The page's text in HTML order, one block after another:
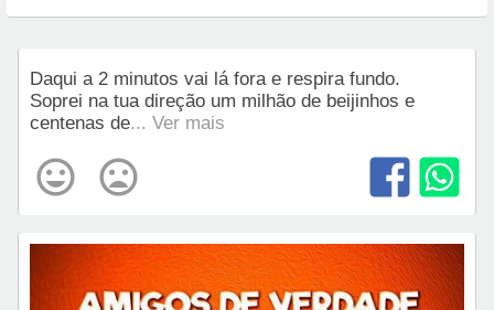
Daqui a 2 minutos vai lá fora e respira fundo.
Soprei na tua direção um milhão de beijinhos e
centenas de... Ver mais